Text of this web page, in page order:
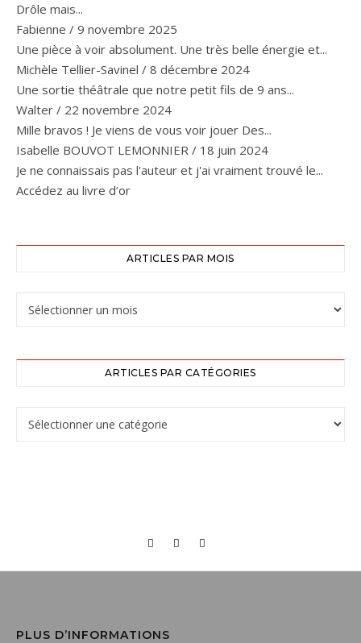
Drôle mais...
Fabienne / 9 novembre 2025
Une pièce à voir absolument. Une très belle énergie et...
Michèle Tellier-Savinel / 8 décembre 2024
Une sortie théâtrale que notre petit fils de 9 ans...
Walter / 22 novembre 2024
Mille bravos ! Je viens de vous voir jouer Des...
Isabelle BOUVOT LEMONNIER / 18 juin 2024
Je ne connaissais pas l'auteur et j'ai vraiment trouvé le...
Accédez au livre d’or
ARTICLES PAR MOIS
ARTICLES PAR CATÉGORIES
PLUS D’INFORMATIONS